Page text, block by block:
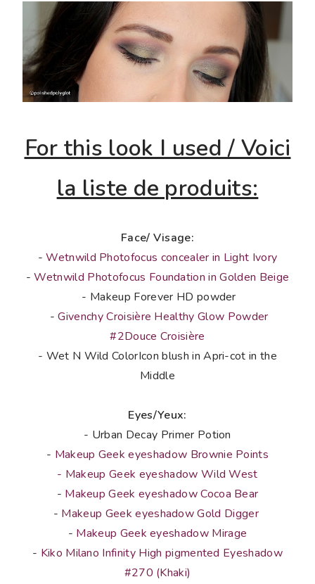
For this look I used / Voici
la liste de produits:
Face/ Visage:
-Wetnwild Photofocus concealer in Light Ivory
- Wetnwild Photofocus Foundation in Golden Beige
- Makeup Forever HD powder
-Givenchy Croisière Healthy Glow Powder
#2Douce Croisière
- Wet N Wild ColorIcon blush in Apri-cot in the
Middle
Eyes/Yeux:
- Urban Decay Primer Potion
- Makeup Geek eyeshadow Brownie Points
- Makeup Geek eyeshadow Wild West
- Makeup Geek eyeshadow Cocoa Bear
- Makeup Geek eyeshadow Gold Digger
- Makeup Geek eyeshadow Mirage
- Kiko Milano Infinity High pigmented Eyeshadow
#270 (Khaki)